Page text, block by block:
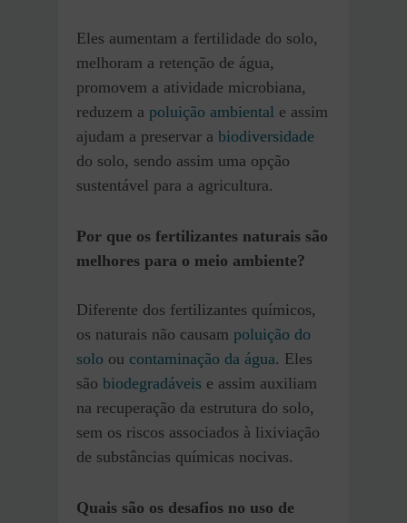
Eles aumentam a fertilidade do solo,
melhoram a retenção de água,
promovem a atividade microbiana,
reduzem a poluição ambiental e assim
ajudam a preservar a biodiversidade
do solo, sendo assim uma opção
sustentável para a agricultura.
Por que os fertilizantes naturais são
melhores para o meio ambiente?
Diferente dos fertilizantes químicos,
os naturais não causam poluição do
solo ou contaminação da água. Eles
são biodegradáveis e assim auxiliam
na recuperação da estrutura do solo,
sem os riscos associados à lixiviação
de substâncias químicas nocivas.
Quais são os desafios no uso de